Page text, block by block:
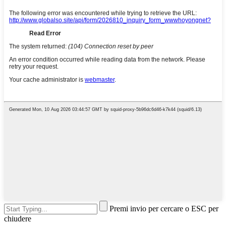
Premi invio per cercare o ESC per
chiudere